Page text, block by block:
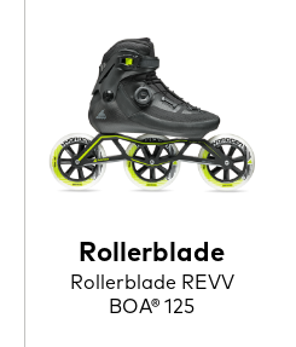
Rollerblade
Rollerblade REVV
BOA® 125